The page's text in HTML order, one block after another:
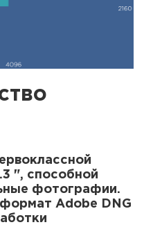
", способной
фотографии.
Adobe DNG